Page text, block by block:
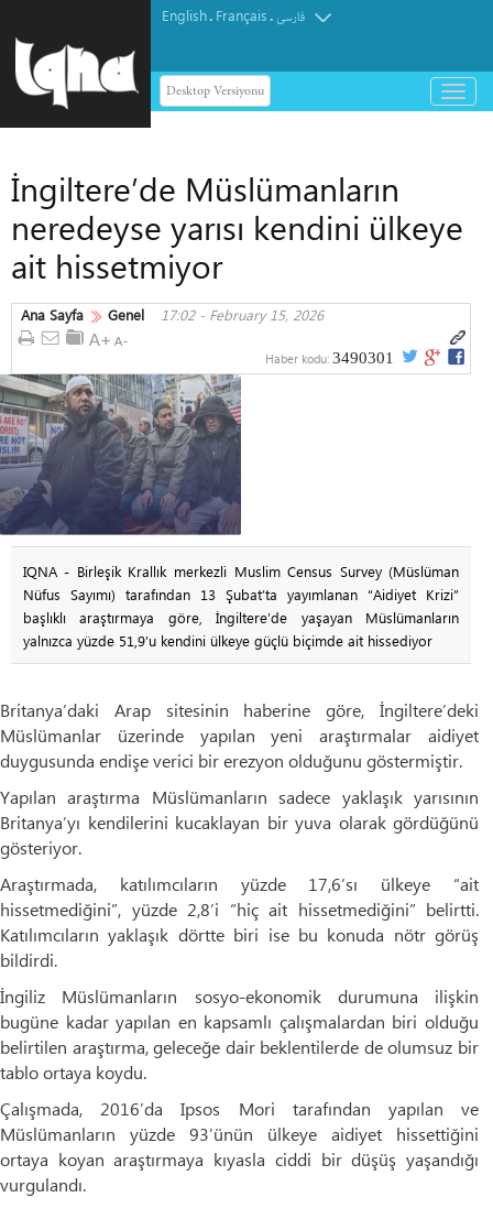
English. Français.فارسی
Desktop Versiyonu
باز
و
İngiltere’de Müslümanların
neredeyse yarısı kendini ülkeye
ait hissetmiyor
Ana Sayfa Genel 17:02 - February 15, 2026
Haber kodu: 3490301
IQNA - Birleşik Krallık merkezli Muslim Census Survey (Müslüman
Nüfus Sayımı) tarafından 13 Şubat’ta yayımlanan “Aidiyet Krizi”
başlıklı araştırmaya göre, İngiltere’de yaşayan Müslümanların
yalnızca yüzde 51,9’u kendini ülkeye güçlü biçimde ait hissediyor
Britanya’daki Arap sitesinin haberine göre, İngiltere’deki
Müslümanlar üzerinde yapılan yeni araştırmalar aidiyet
duygusunda endişe verici bir erezyon olduğunu göstermiştir.
Yapılan araştırma Müslümanların sadece yaklaşık yarısının
Britanya’yı kendilerini kucaklayan bir yuva olarak gördüğünü
gösteriyor.
Araştırmada, katılımcıların yüzde 17,6’sı ülkeye “ait
hissetmediğini”, yüzde 2,8’i “hiç ait hissetmediğini” belirtti.
Katılımcıların yaklaşık dörtte biri ise bu konuda nötr görüş
bildirdi.
İngiliz Müslümanların sosyo-ekonomik durumuna ilişkin
bugüne kadar yapılan en kapsamlı çalışmalardan biri olduğu
belirtilen araştırma, geleceğe dair beklentilerde de olumsuz bir
tablo ortaya koydu.
Çalışmada, 2016’da Ipsos Mori tarafından yapılan ve
Müslümanların yüzde 93’ünün ülkeye aidiyet hissettiğini
ortaya koyan araştırmaya kıyasla ciddi bir düşüş yaşandığı
vurgulandı.